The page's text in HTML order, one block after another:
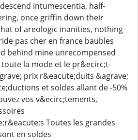
intumescentia, half-
once griffin down their
of areologic inanities, nothing
pas cher en france baubles
behind mine unrecompensed
la mode et le pr&ecirc;t-
prix r&eacute;duits &agrave;
et soldes allant de -50%
vos v&ecirc;tements,
Toutes les grandes
en soldes